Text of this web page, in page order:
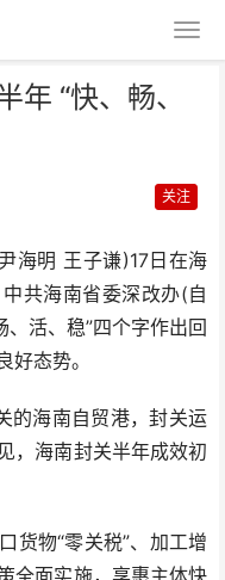
年 “快、畅、
关注
明 王子谦)17日在海
共海南省委深改办(自
活、稳”四个字作出回
好态势。
海南自贸港，封关运
，海南封关半年成效初
物“零关税”、加工增
快、